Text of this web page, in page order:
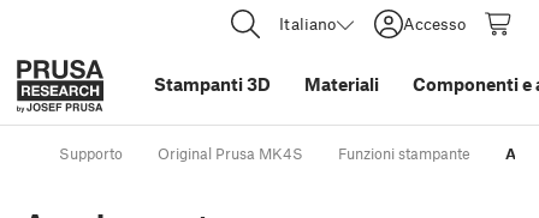
Italiano Accesso
Stampanti 3D Materiali Componenti e
Supporto Original Prusa MK4S Funzioni stampante